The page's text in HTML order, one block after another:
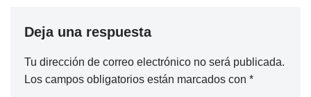
Deja una respuesta
Tu dirección de correo electrónico no será publicada.
Los campos obligatorios están marcados con *